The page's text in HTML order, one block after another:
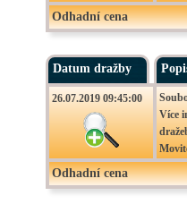
–
Odhadní cena
Datum dražby
26.07.2019 09:45:00
Více
–
Odhadní cena